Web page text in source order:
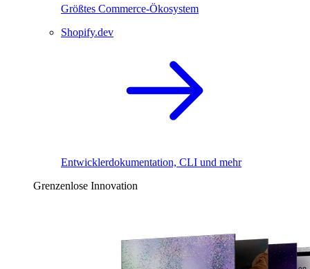
Größtes Commerce-Ökosystem
Shopify.dev
Entwicklerdokumentation, CLI und mehr
Grenzenlose Innovation